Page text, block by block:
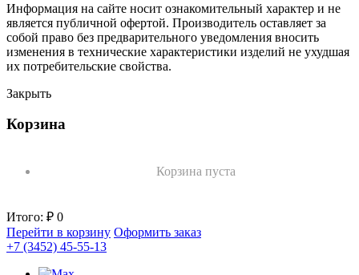
Информация на сайте носит ознакомительный характер и не
является публичной офертой. Производитель оставляет за
собой право без предварительного уведомления вносить
изменения в технические характеристики изделий не ухудшая
их потребительские свойства.
Закрыть
Корзина
Корзина пуста
Итого: ₽ 0
Перейти в корзину Оформить заказ
+7 (3452) 45-55-13